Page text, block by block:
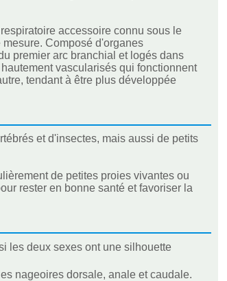
accessoire connu sous le
Composé d'organes
premier arc branchial et logés dans
vascularisés qui fonctionnent
tendant à être plus développée
et d'insectes, mais aussi de petits
de petites proies vivantes ou
rester en bonne santé et favoriser la
les deux sexes ont une silhouette
nageoires dorsale, anale et caudale.